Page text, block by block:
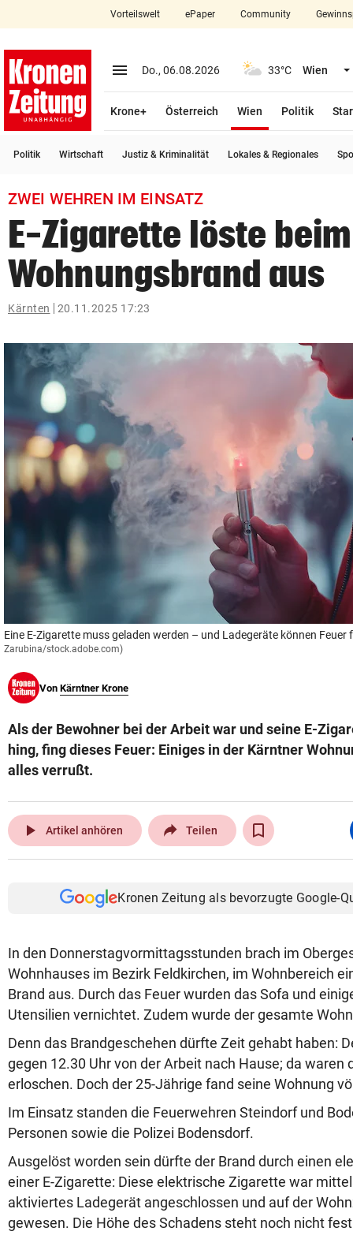
closeSchließen
account_circle Anmelden
arrow_right
bookmark
search
Suchbegriff
eingeben
© Krone Multimedia GmbH & Co KG 2026
Muthgasse 2, 1190 Wien
Vorteilswelt ePaper Community
menu Menü aufklappen
Do., 06.08.2026 33°C Wien
Krone+ Österreich Wien
Politik
Politik Wirtschaft Justiz & Kriminalität Lokales & Regionales
ZWEI WEHREN IM EINSATZ
E-Zigarette löste
Wohnungsbrand aus
Kärnten 20.11.2025 17:23
Eine E-Zigarette muss geladen werden – und Ladegeräte können Feuer
Zarubina/stock.adobe.com)
Von Kärntner Krone
Als der Bewohner bei der Arbeit war und seine E-
hing, fing dieses Feuer: Einiges in der Kärntner
alles verrußt.
play_arrow Artikel anhören Teilen
Kronen Zeitung als bevorzugte Google-
In den Donnerstagvormittagsstunden brach im
Wohnhauses im Bezirk Feldkirchen, im Wohnbereich
Brand aus. Durch das Feuer wurden das Sofa und
Utensilien vernichtet. Zudem wurde der gesamte
Denn das Brandgeschehen dürfte Zeit gehabt haben:
gegen 12.30 Uhr von der Arbeit nach Hause; da waren
erloschen. Doch der 25-Jährige fand seine Wohnung
Im Einsatz standen die Feuerwehren Steindorf und
Personen sowie die Polizei Bodensdorf.
Ausgelöst worden sein dürfte der Brand durch einen
einer E-Zigarette: Diese elektrische Zigarette war
aktiviertes Ladegerät angeschlossen und auf der
gewesen. Die Höhe des Schadens steht noch nicht